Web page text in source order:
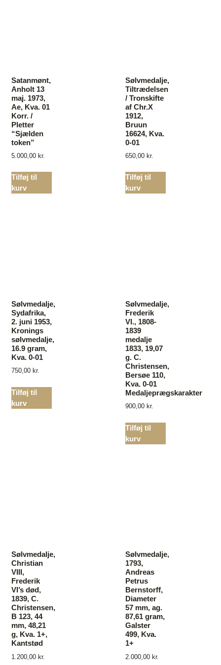
Satanmønt,
Anholt 13
maj. 1973,
Ae, Kva. 01
Korr. /
Pletter
“Sjælden
token”
5.000,00 kr.
Tilføj til
kurv
Sølvmedalje,
Tiltrædelsen
/ Tronskifte
af Chr.X
1912,
Bruun
16624, Kva.
0-01
650,00 kr.
Tilføj til
kurv
Sølvmedalje,
Sydafrika,
2. juni 1953,
Kronings
sølvmedalje,
16.9 gram,
Kva. 0-01
750,00 kr.
Tilføj til
kurv
Sølvmedalje,
Frederik
VI., 1808-
1839
medalje
1833, 19,07
g. C.
Christensen,
Bersøe 110,
Kva. 0-01
Medaljeprægskarakter
900,00 kr.
Tilføj til
kurv
Sølvmedalje,
Christian
VIII,
Frederik
VI’s død,
1839, C.
Christensen,
B 123, 44
mm, 48,21
g, Kva. 1+,
Kantstød
1.200,00 kr.
Sølvmedalje,
1793,
Andreas
Petrus
Bernstorff,
Diameter
57 mm, ag.
87,61 gram,
Galster
499, Kva.
1+
2.000,00 kr.